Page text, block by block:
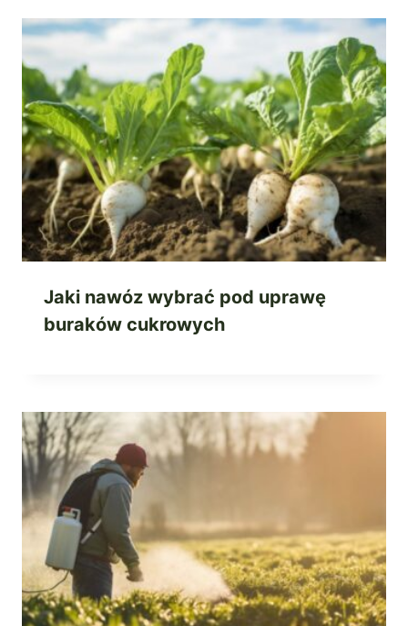
Jaki nawóz wybrać pod uprawę
buraków cukrowych